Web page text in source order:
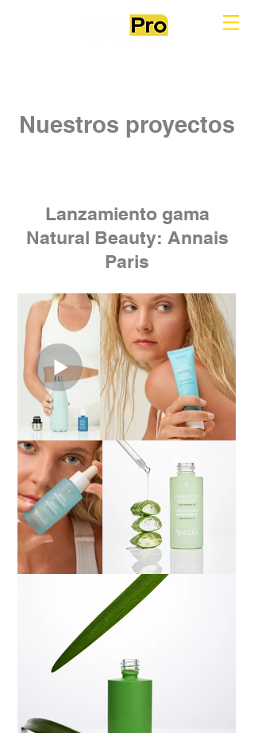
Nuestros proyectos
Lanzamiento gama
Natural Beauty: Annais
Paris